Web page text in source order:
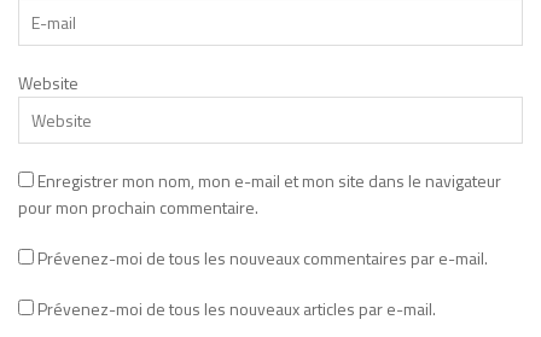
Website
Enregistrer mon nom, mon e-mail et mon site dans le navigateur
pour mon prochain commentaire.
Prévenez-moi de tous les nouveaux commentaires par e-mail.
Prévenez-moi de tous les nouveaux articles par e-mail.